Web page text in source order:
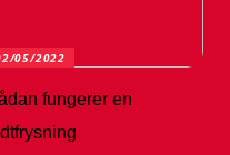
05/2022
fungerer en